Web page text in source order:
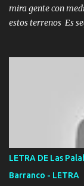
mira gente con
estos terrenos Es
ahí está el
cualquier
FALTA UN
HOMBRE
VIO POR LA
LETRA DE Las
Barranco - LETRA